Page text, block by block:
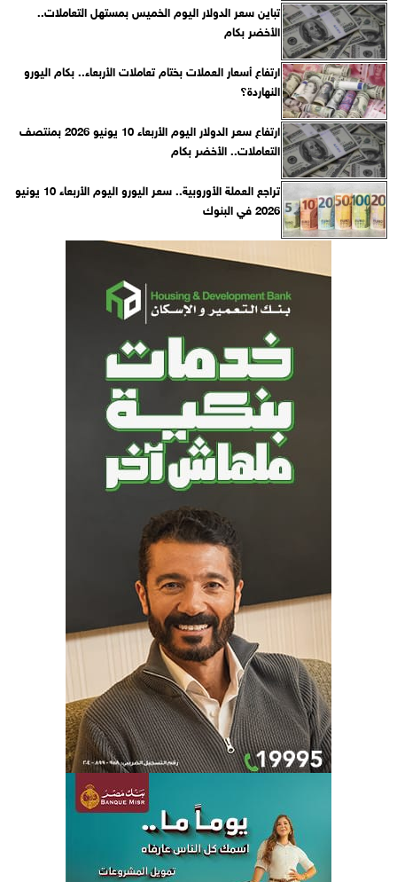
تباين سعر الدولار اليوم الخميس بمستهل التعاملات..
الأخضر بكام
ارتفاع أسعار العملات بختام تعاملات الأربعاء.. بكام اليورو
النهاردة؟
ارتفاع سعر الدولار اليوم الأربعاء 10 يونيو 2026 بمنتصف
التعاملات.. الأخضر بكام
تراجع العملة الأوروبية.. سعر اليورو اليوم الأربعاء 10 يونيو
2026 في البنوك